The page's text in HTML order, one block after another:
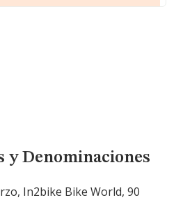
Comerciales
y Denominaciones
In2bike Bike World, 90